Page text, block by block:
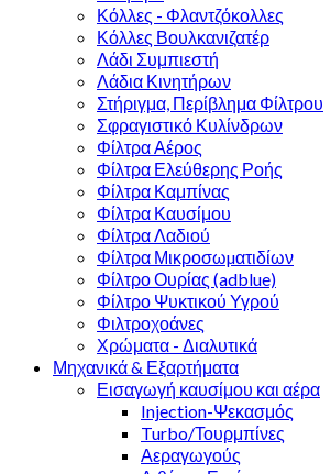
Κόλλες - Φλαντζόκολλες
Κόλλες Βουλκανιζατέρ
Λάδι Συμπιεστή
Λάδια Κινητήρων
Στήριγμα, Περίβλημα Φίλτρου
Σφραγιστικό Κυλίνδρων
Φίλτρα Αέρος
Φίλτρα Ελεύθερης Ροής
Φίλτρα Καμπίνας
Φίλτρα Καυσίμου
Φίλτρα Λαδιού
Φίλτρα Μικροσωµατιδίων
Φίλτρο Ουρίας (adblue)
Φίλτρο Ψυκτικού Υγρού
Φιλτροχοάνες
Χρώματα - Διαλυτικά
Μηχανικά & Εξαρτήματα
Εισαγωγή καυσίμου και αέρα
Injection-Ψεκασμός
Turbo/Τουρμπίνες
Αεραγωγούς